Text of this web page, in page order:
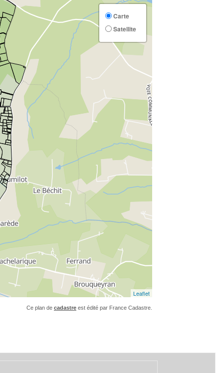
Ce plan de cadastre est édité par France Cadastre.